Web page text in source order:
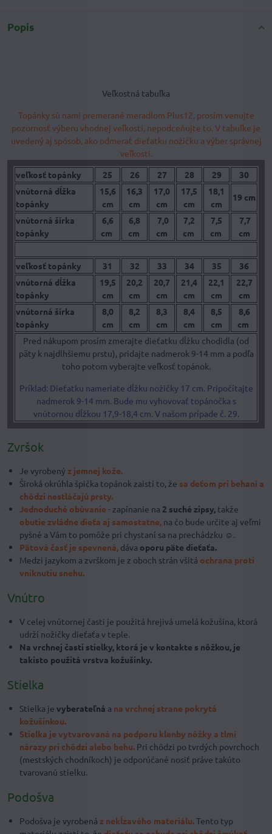
Popis
Veľkostná tabuľka
Topánky sú nami premerané meradlom Plus12, prosím venujte
pozornosť výberu vhodnej veľkosti, nepodceňujte to. V tabuľke je
uvedený aj spôsob, ako odmerať dieťatku nožičku a výber správnej
veľkosti.
veľkosť topánky
25 26 27 28 29
30
vnútorná dĺžka
topánky
15,6
cm
16,3
cm
17,0
cm
17,5
cm
18,1
cm
19 cm
vnútorná šírka
topánky
6,6
cm
6,8
cm
7,0
cm
7,2
cm
7,5
cm
7,7
cm
veľkosť topánky 31 32 33 34 35
36
vnútorná dĺžka
topánky
19,5
cm
20,2
cm
20,7
cm
21,4
cm
22,1
cm
22,7
cm
vnútorná šírka
topánky
8,0
cm
8,2
cm
8,3
cm
8,4
cm
8,5
cm
8,6
cm
Pred nákupom prosím zmerajte dieťatku dĺžku chodidla (od
päty k najdlhšiemu prstu), pridajte nadmerok 9-14 mm a podľa
toho potom vyberajte veľkosť topánok.
Príklad: Dieťatku nameriate dĺžku nožičky 17 cm. Pripočítajte
nadmerok 9-14 mm. Bude mu vyhovovať topánočka s
vnútornou dĺžkou 17,9-18,4 cm. V našom prípade č. 29.
Zvršok
Je vyrobený z jemnej kože.
Široká okrúhla špička topánok zaistí to, že sa deťom pri behaní a
chôdzi nestláčajú prsty.
Jednoduché obúvanie- zapínanie na 2 suché zipsy, takže
obutie zvládne dieťa aj samostatne, na čo bude určite aj veľmi
pyšné a Vám to pomôže pri chystaní sa na prechádzku ☺.
Pätová časť je spevnená, dáva oporu päte dieťaťa.
Medzi jazykom a zvrškom je z oboch strán všitá ochrana proti
vniknutiu snehu.
Vnútro
V celej vnútornej časti je použitá hrejivá umelá kožušina, ktorá
udrží nožičky dieťaťa v teple.
Na vrchnej časti stielky, ktorá je v kontakte s nôžkou, je
takisto použitá vrstva kožušinky.
Stielka
Stielka je vyberateľná a na vrchnej strane pokrytá
kožušinkou.
Stielka je vytvarovaná na podporu klenby nôžky a tlmí
nárazy pri chôdzi alebo behu. Pri chôdzi po tvrdých povrchoch
(mestských chodníkoch) je odporúčané nosiť práve takúto
tvarovanú stielku.
Podošva
Podošva je vyrobená z nekĺzavého materiálu.Tento typ